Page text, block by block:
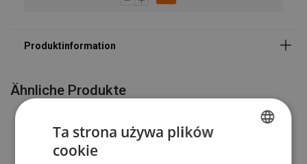
Ähnliche Produkte
Ta strona używa plików
cookie